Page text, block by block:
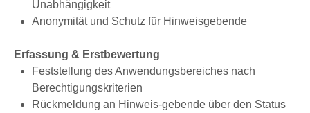
Unabhän­gigkeit
Anonymität und Schutz für Hinweisgebende
Erfassung & Erstbewertung
Feststellung des Anwendungs­bereiches nach
Berechtigungs­kriterien
Rückmeldung an Hinweis-gebende über den Status